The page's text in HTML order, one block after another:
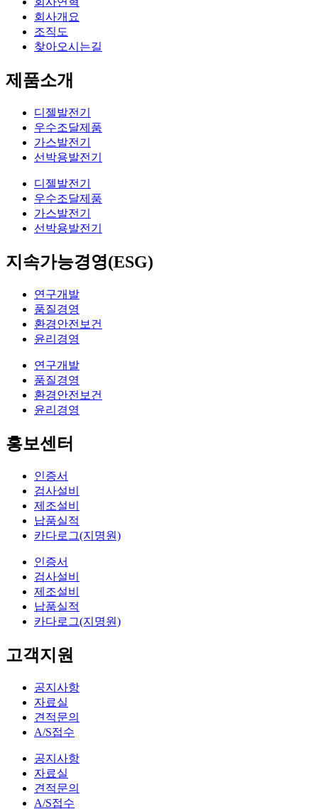
회사개요
조직도
찾아오시는길
제품소개
디젤발전기
우수조달제품
가스발전기
선박용발전기
디젤발전기
우수조달제품
가스발전기
선박용발전기
지속가능경영(ESG)
연구개발
품질경영
환경안전보건
윤리경영
연구개발
품질경영
환경안전보건
윤리경영
홍보센터
인증서
검사설비
제조설비
납품실적
카다로그(지명원)
인증서
검사설비
제조설비
납품실적
카다로그(지명원)
고객지원
공지사항
자료실
견적문의
A/S접수
공지사항
자료실
견적문의
A/S접수